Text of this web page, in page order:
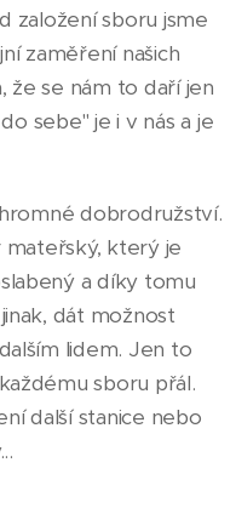
založení sboru jsme
zaměření našich
že se nám to daří jen
sebe" je i v nás a je
dobrodružství.
který je
a díky tomu
dát možnost
lidem. Jen to
sboru přál.
další stanice nebo